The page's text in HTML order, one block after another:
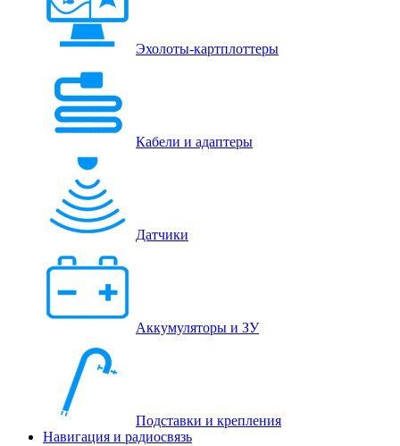
Эхолоты-картплоттеры
Кабели и адаптеры
Датчики
Аккумуляторы и ЗУ
Подставки и крепления
Навигация и радиосвязь